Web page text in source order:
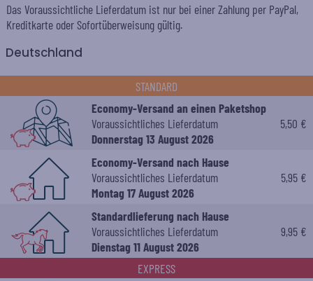
Das Voraussichtliche Lieferdatum ist nur bei einer Zahlung per PayPal,
Kreditkarte oder Sofortüberweisung gültig.
Deutschland
STANDARD
Economy-Versand an einen Paketshop
Voraussichtliches Lieferdatum
Donnerstag 13 August 2026
5,50 €
Economy-Versand nach Hause
Voraussichtliches Lieferdatum
Montag 17 August 2026
5,95 €
Standardlieferung nach Hause
Voraussichtliches Lieferdatum
Dienstag 11 August 2026
9,95 €
EXPRESS